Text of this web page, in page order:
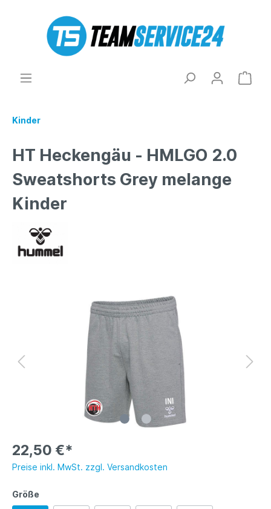
Kinder
HT Heckengäu - HMLGO 2.0
Sweatshorts Grey melange
Kinder
22,50 €*
Preise inkl. MwSt. zzgl. Versandkosten
Größe